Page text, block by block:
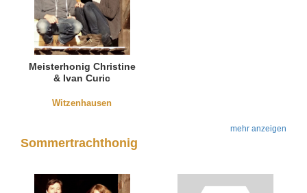
Meisterhonig Christine
& Ivan Curic
Witzenhausen
mehr anzeigen
Sommertrachthonig